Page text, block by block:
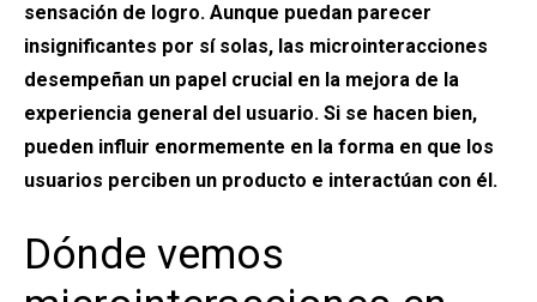
sensación de logro. Aunque puedan parecer
insignificantes por sí solas, las microinteracciones
desempeñan un papel crucial en la mejora de la
experiencia general del usuario. Si se hacen bien,
pueden influir enormemente en la forma en que los
usuarios perciben un producto e interactúan con él.
Dónde vemos